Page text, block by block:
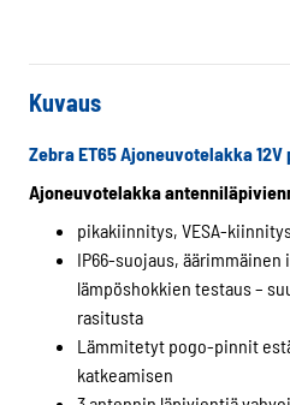
Kuvaus
Zebra ET65 Ajoneuvotelakka
Ajoneuvotelakka
pikakiinnitys, VESA-
IP66-suojaus,
lämpöshokkien testaus –
rasitusta
Lämmitetyt pogo-pinnit
katkeamisen